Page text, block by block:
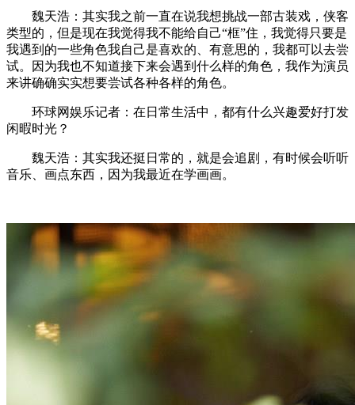
魏天浩：其实我之前一直在说我想挑战一部古装戏，侠客
类型的，但是现在我觉得我不能给自己“框”住，我觉得只要是
我遇到的一些角色我自己是喜欢的、有意思的，我都可以去尝
试。因为我也不知道接下来会遇到什么样的角色，我作为演员
来讲确确实实想要尝试各种各样的角色。
环球网娱乐记者：在日常生活中，都有什么兴趣爱好打发
闲暇时光？
魏天浩：其实我还挺日常的，就是会追剧，有时候会听听
音乐、画点东西，因为我最近在学画画。